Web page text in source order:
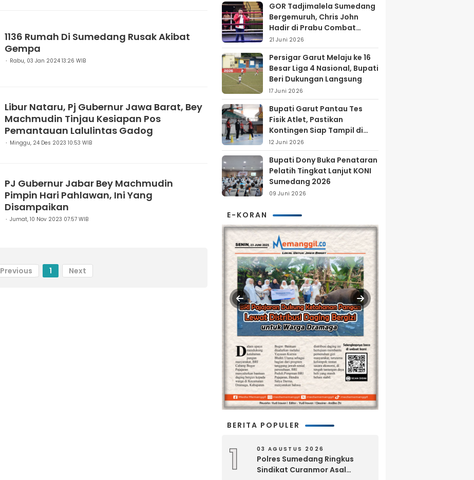
1136 Rumah Di Sumedang Rusak Akibat
Gempa
Rabu, 03 Jan 2024 13:26 WIB
Libur Nataru, Pj Gubernur Jawa Barat, Bey
Machmudin Tinjau Kesiapan Pos
Pemantauan Lalulintas Gadog
Minggu, 24 Des 2023 10:53 WIB
PJ Gubernur Jabar Bey Machmudin
Pimpin Hari Pahlawan, Ini Yang
Disampaikan
Jumat, 10 Nov 2023 07:57 WIB
Previous 1 Next
GOR Tadjimalela Sumedang
Bergemuruh, Chris John
Hadir di Prabu Combat
Series 2026
21 Juni 2026
Persigar Garut Melaju ke 16
Besar Liga 4 Nasional, Bupati
Beri Dukungan Langsung
17 Juni 2026
Bupati Garut Pantau Tes
Fisik Atlet, Pastikan
Kontingen Siap Tampil di
Porprov 2026
12 Juni 2026
Bupati Dony Buka Penataran
Pelatih Tingkat Lanjut KONI
Sumedang 2026
09 Juni 2026
E-KORAN
BERITA POPULER
1 03 AGUSTUS 2026
Polres Sumedang Ringkus
Sindikat Curanmor Asal